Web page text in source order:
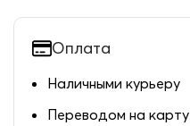
Оплата
Наличными курьеру
Переводом на карту